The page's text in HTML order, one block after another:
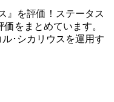
』を評価！ステータス
をまとめています。
･シカリウスを運用す